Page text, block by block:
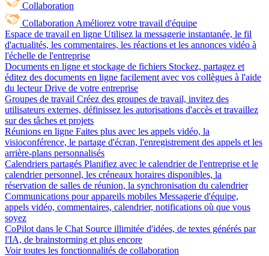
Collaboration
Collaboration Améliorez votre travail d'équipe
Espace de travail en ligne Utilisez la messagerie instantanée, le fil
d'actualités, les commentaires, les réactions et les annonces vidéo à
l'échelle de l'entreprise
Documents en ligne et stockage de fichiers Stockez, partagez et
éditez des documents en ligne facilement avec vos collègues à l'aide
du lecteur Drive de votre entreprise
Groupes de travail Créez des groupes de travail, invitez des
utilisateurs externes, définissez les autorisations d'accès et travaillez
sur des tâches et projets
Réunions en ligne Faites plus avec les appels vidéo, la
visioconférence, le partage d'écran, l'enregistrement des appels et les
arrière-plans personnalisés
Calendriers partagés Planifiez avec le calendrier de l'entreprise et le
calendrier personnel, les créneaux horaires disponibles, la
réservation de salles de réunion, la synchronisation du calendrier
Communications pour appareils mobiles Messagerie d'équipe,
appels vidéo, commentaires, calendrier, notifications où que vous
soyez
CoPilot dans le Chat Source illimitée d'idées, de textes générés par
l'IA, de brainstorming et plus encore
Voir toutes les fonctionnalités de collaboration